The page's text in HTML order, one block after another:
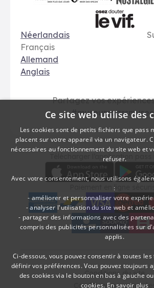
Nostalgie
Options de langue
Néerlandais
Français
Allemand
Anglais
Partagez vos
Télécharger l’application pass
Paiement en ligne
American
visa
Edenred
mc
paypal
kbc
Sodexo
belfius
Conditions du site
Conditions pass musées
Ce site web utilise des
Les cookies sont de petits fichiers que pass
placent sur votre appareil via un navigateur.
nécessaires au fonctionnement du site web et
refuser.
Avec votre consentement, nous utilisons
:
- améliorer et personnaliser votre
- analyser l'utilisation du site web et
- partager des informations avec des
compris des publicités personnalisées sur
applis.
Ci-dessous, vous pouvez consentir à toutes
définir vos préférences. Vous pouvez toujours
des cookies via le bouton en bas à gauche
cookies. En savoir plus